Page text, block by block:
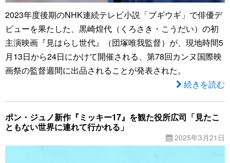
2023年度後期のNHK連続テレビ小説「ブギウギ」で俳優デ
ビューを果たした、黒崎煌代（くろさき・こうだい）の初
主演映画『見はらし世代』（団塚唯我監督）が、現地時間5
月13日から24日にかけて開催される、第78回カンヌ国際映
画祭の監督週間に出品されることが発表された。
続きを読む
ポン・ジュノ新作『ミッキー17』を観た役所広司「見たこ
ともない世界に連れて行かれる」
2025年3月21日